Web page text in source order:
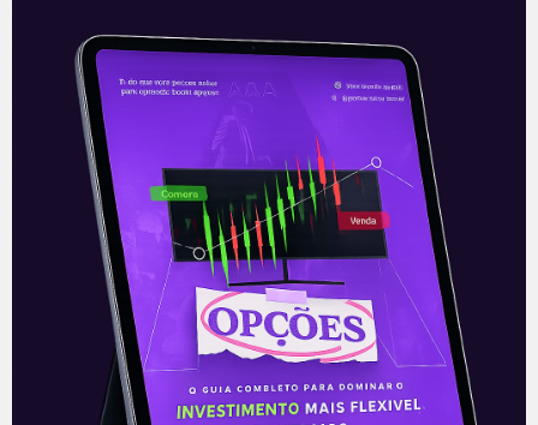
Leia mais
19/04/2021
DOMINGO DE VALOR